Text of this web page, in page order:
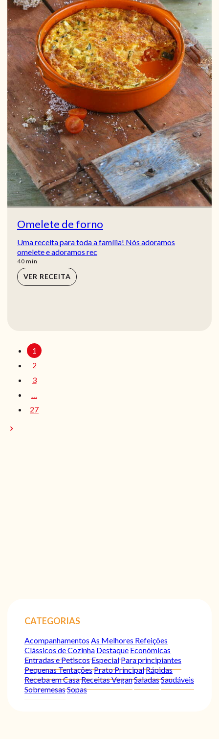
Omelete de forno
Uma receita para toda a família! Nós adoramos
omelete e adoramos rec
40min
min
VER RECEITA
1
2
3
27
CATEGORIAS
Acompanhamentos As Melhores Refeições
Clássicos de CozinhaDestaqueEconómicas
Entradas e PetiscosEspecialPara principiantes
Pequenas TentaçõesPrato PrincipalRápidas
Receba em CasaReceitas VeganSaladasSaudáveis
SobremesasSopas